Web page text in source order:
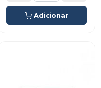
Adicionar